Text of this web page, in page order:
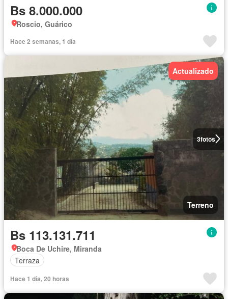
Bs 8.000.000
Roscio, Guárico
Hace 2 semanas, 1 día
3fotos
Actualizado
Terreno
Bs 113.131.711
Boca De Uchire, Miranda
Terraza
Hace 1 día, 20 horas